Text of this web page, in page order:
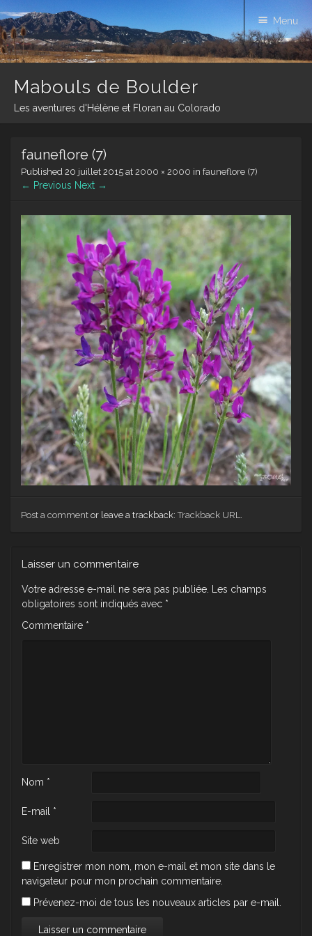
Mabouls de Boulder
Les aventures d'Hélène et Floran au Colorado
Menu
content
fauneflore (7)
Published 20 juillet 2015 at 2000 × 2000 in fauneflore (7)
← Previous Next →
Post a comment or leave a trackback:Trackback URL
Laisser un commentaire
Votre adresse e-mail ne sera pas publiée. Les champs
obligatoires sont indiqués avec *
Commentaire *
Nom *
E-mail *
Site web
Enregistrer mon nom, mon e-mail et mon site dans le
navigateur pour mon prochain commentaire.
Prévenez-moi de tous les nouveaux articles par e-mail.